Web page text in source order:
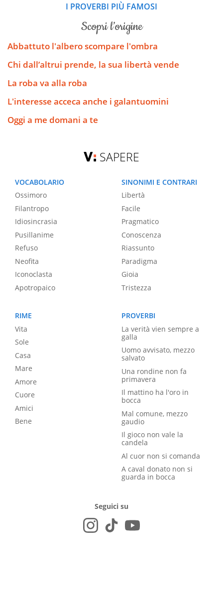
I PROVERBI PIÙ FAMOSI
scopri l’origine
Abbattuto l'albero scompare l'ombra
Chi dall’altrui prende, la sua libertà vende
La roba va alla roba
L'interesse acceca anche i galantuomini
Oggi a me domani a te
SAPERE
VOCABOLARIO
Ossimoro
Filantropo
Idiosincrasia
Pusillanime
Refuso
Neofita
Iconoclasta
Apotropaico
SINONIMI E CONTRARI
Libertà
Facile
Pragmatico
Conoscenza
Riassunto
Paradigma
Gioia
Tristezza
RIME
Vita
Sole
Casa
Mare
Amore
Cuore
Amici
Bene
PROVERBI
La verità vien sempre a
galla
Uomo avvisato, mezzo
salvato
Una rondine non fa
primavera
Il mattino ha l'oro in
bocca
Mal comune, mezzo
gaudio
Il gioco non vale la
candela
Al cuor non si comanda
A caval donato non si
guarda in bocca
Seguici su